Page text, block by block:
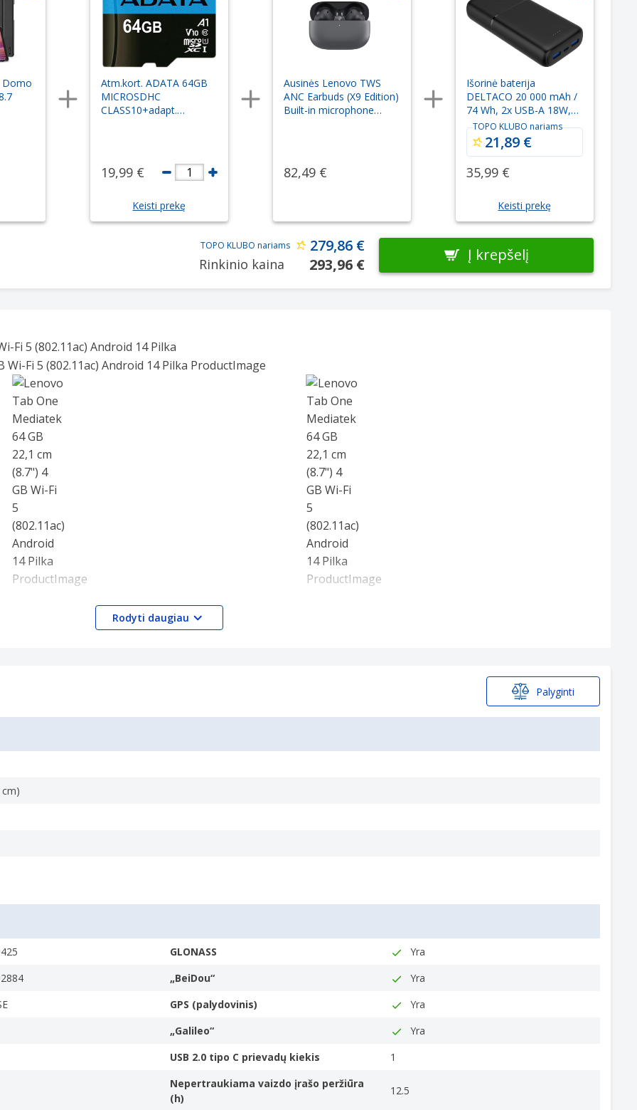
Domo
Atm.kort. ADATA 64GB
MICROSDHC
CLASS10+adapt.
19,99 € 1
Keisti prekę
Ausinės Lenovo TWS
ANC Earbuds (X9 Edition)
Built-in microphone
82,49 €
Išorinė baterija
DELTACO 20 000 mAh /
74 Wh, 2x USB-A 18W,
1x USB-C 20W PD, juoda
/ PB-C1008
35,99 €
TOPO KLUBO nariams
21,89 €
Keisti prekę
TOPO KLUBO nariams 279,86 €
Rinkinio kaina 293,96 €
Į krepšelį
Fi 5 (802.11ac) Android 14 Pilka
be displayed. It is usually quoted as width × height
displays (LCDs). One type of backlight is made by LEDs
Rodyti daugiau
Palyginti
GLONASS
Yra
„BeiDou“
Yra
GPS (palydovinis)
Yra
„Galileo“
Yra
USB 2.0 tipo C prievadų kiekis
1
Nepertraukiama vaizdo įrašo peržiūra
(h)
12.5